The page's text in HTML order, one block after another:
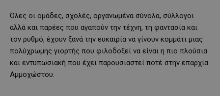
Όλες οι ομάδες, σχολές, οργανωμένα σύνολα, σύλλογοι
αλλά και παρέες που αγαπούν την τέχνη, τη φαντασία και
τον ρυθμό, έχουν ξανά την ευκαιρία να γίνουν κομμάτι μιας
πολύχρωμης γιορτής που φιλοδοξεί να είναι η πιο πλούσια
και εντυπωσιακή που έχει παρουσιαστεί ποτέ στην επαρχία
Αμμοχώστου.